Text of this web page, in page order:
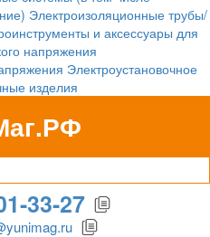
Электроизоляционные трубы/
и аксессуары для
напряжения
Электроустановочное
изделия
для бизнеса
33-27